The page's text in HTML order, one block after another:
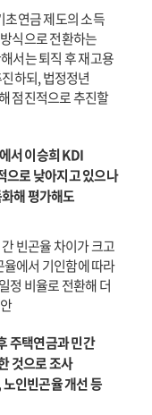
초연금 제도의 소득
식으로 전환하는
서는 퇴직 후 재고용
하되, 법정정년
점진적으로 추진할
서 이승희 KDI
으로 낮아지고 있으나
해 평가해도
빈곤율 차이가 크고
에서 기인함에 따라
정 비율로 전환해 더
주택연금과 민간
것으로 조사
인빈곤율 개선 등